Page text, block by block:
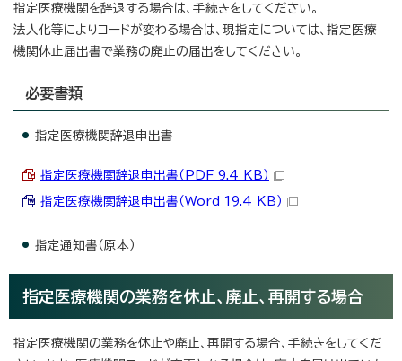
指定医療機関を辞退する場合は、手続きをしてください。
法人化等によりコードが変わる場合は、現指定については、指定医療
機関休止届出書で業務の廃止の届出をしてください。
必要書類
指定医療機関辞退申出書
指定医療機関辞退申出書（PDF 9.4 KB）
指定医療機関辞退申出書（Word 19.4 KB）
指定通知書（原本）
指定医療機関の業務を休止、廃止、再開する場合
指定医療機関の業務を休止や廃止、再開する場合、手続きをしてくだ